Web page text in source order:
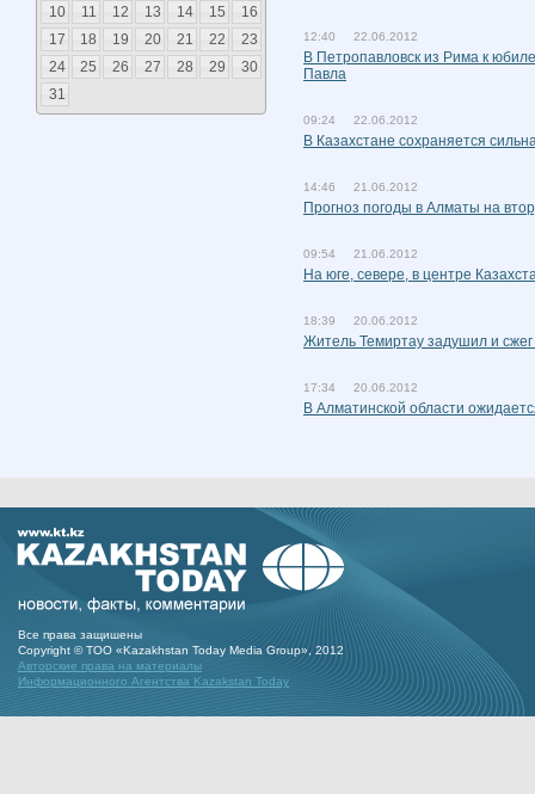
10
11 12 13 14 15
16
17
18 19 20 21 22
23
24
25 26 27 28 29
30
31
12:40 22.06.2012
В Петропавловск из Рима к
Павла
09:24 22.06.2012
В Казахстане сохраняется
14:46 21.06.2012
Прогноз погоды в Алматы на
09:54 21.06.2012
На юге, севере, в центре
18:39 20.06.2012
Житель Темиртау задушил и
17:34 20.06.2012
В Алматинской области
Все права защишены
Copyright © ТОО «Kazakhstan Today Media Group», 2012
Авторские права на материалы
Информационного Агентства Kazakstan Today